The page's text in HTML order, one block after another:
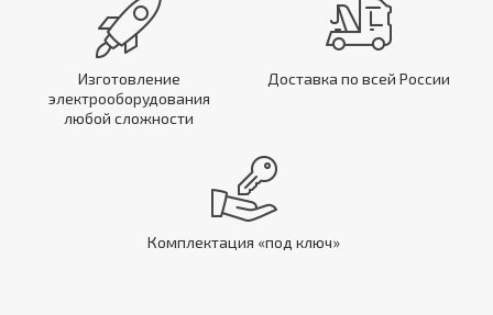
Изготовление
электрооборудования
любой сложности
Доставка по всей России
Комплектация «под ключ»